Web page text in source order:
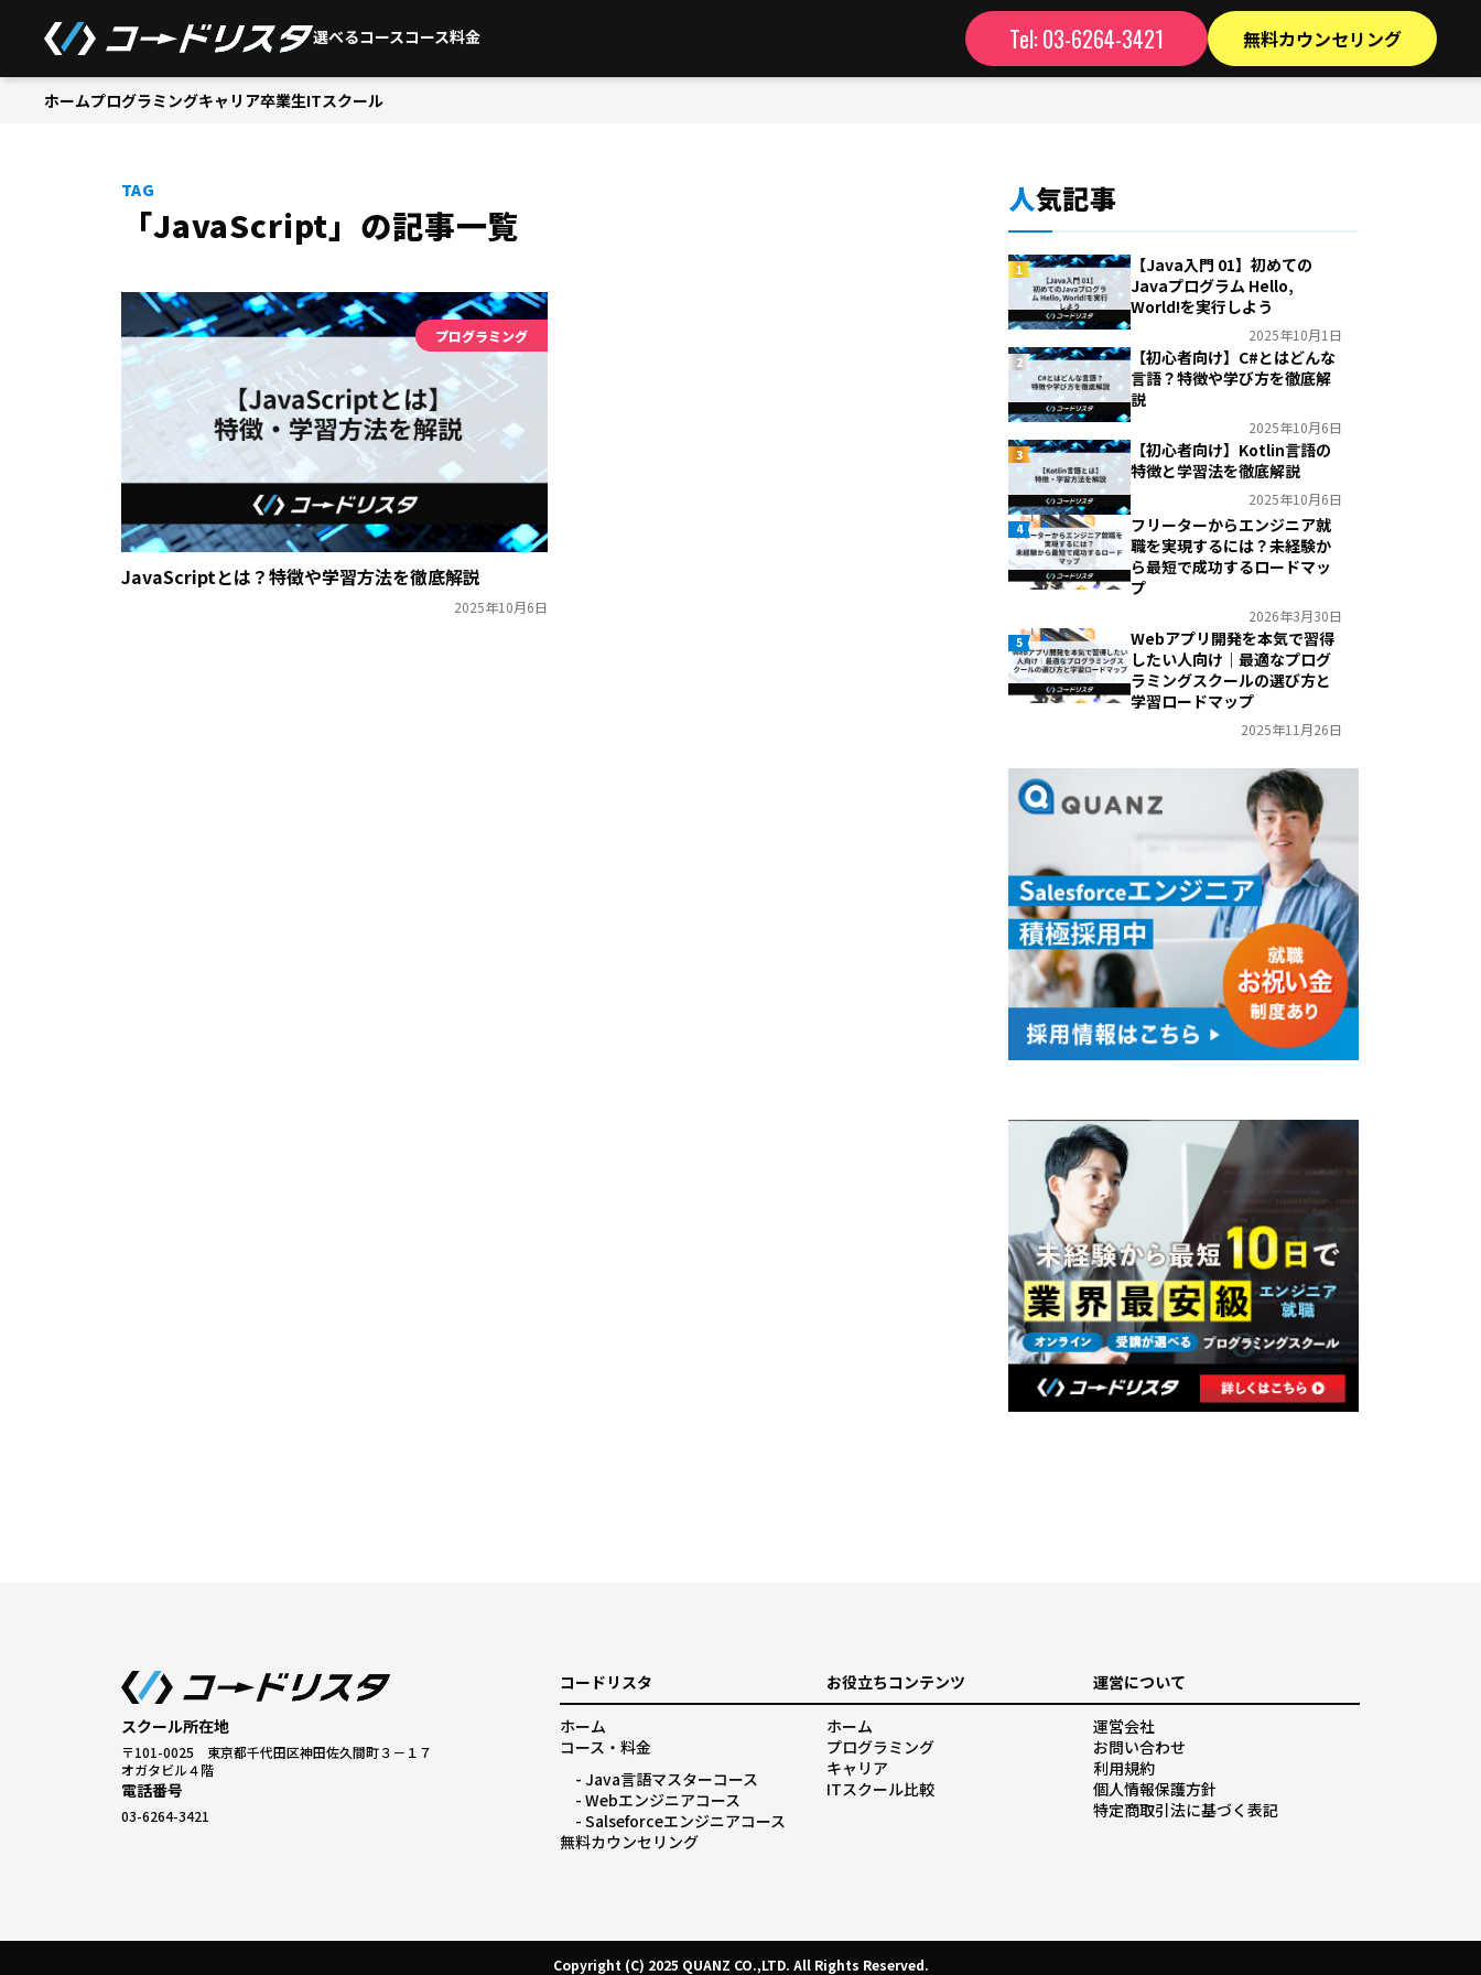
選べるコースコース料金 Tel:03-6264-3421 無料カウンセリング
ホームプログラミングキャリア卒業生ITスクール
TAG
「JavaScript」の記事一覧
JavaScriptとは？特徴や学習方法を徹底解説
2025年10月6日
プログラミング
人気記事
【Java入門 01】初めての
Javaプログラム Hello,
World!を実行しよう
2025年10月1日
1
【初心者向け】C#とはどんな
言語？特徴や学び方を徹底解
説
2025年10月6日
2
【初心者向け】Kotlin言語の
特徴と学習法を徹底解説
2025年10月6日
3
フリーターからエンジニア就
職を実現するには？未経験か
ら最短で成功するロードマッ
プ
2026年3月30日
4
Webアプリ開発を本気で習得
したい人向け｜最適なプログ
ラミングスクールの選び方と
学習ロードマップ
2025年11月26日
5
スクール所在地
〒101-0025 東京都千代田区神田佐久間町３－１７
オガタビル４階
電話番号
03-6264-3421
コードリスタ
ホーム
コース・料金
Java言語マスターコース
Webエンジニアコース
Salseforceエンジニアコース
無料カウンセリング
お役立ちコンテンツ
ホーム
プログラミング
キャリア
ITスクール比較
運営について
運営会社
お問い合わせ
利用規約
個人情報保護方針
特定商取引法に基づく表記
Copyright (C) 2025 QUANZ CO.,LTD. All Rights Reserved.